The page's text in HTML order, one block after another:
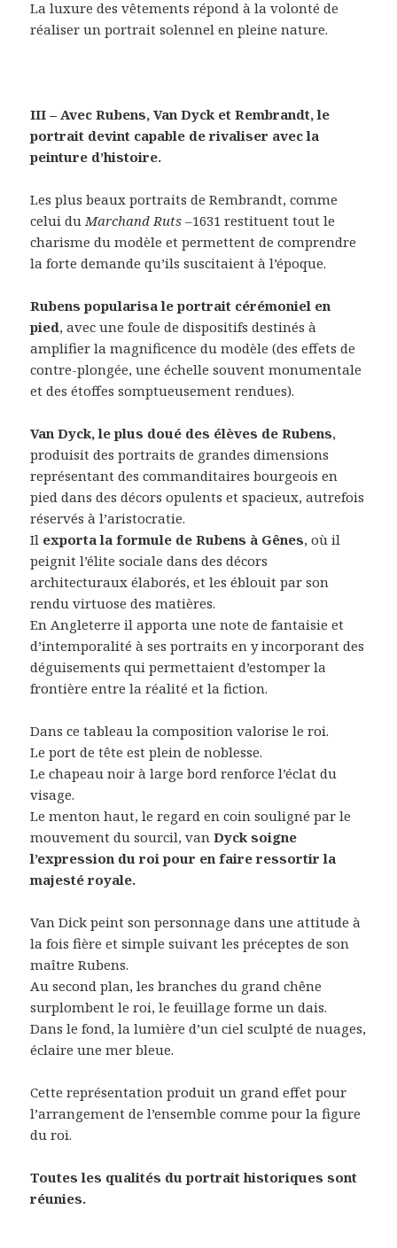
La luxure des vêtements répond à la volonté de
réaliser un portrait solennel en pleine nature.
III – Avec Rubens, Van Dyck et Rembrandt, le
portrait devint capable de rivaliser avec la
peinture d’histoire.
Les plus beaux portraits de Rembrandt, comme
celui duMarchand Ruts –1631 restituent tout le
charisme du modèle et permettent de comprendre
la forte demande qu’ils suscitaient à l’époque.
Rubens popularisa le portrait cérémoniel en
pied, avec une foule de dispositifs destinés à
amplifier la magnificence du modèle (des effets de
contre-plongée, une échelle souvent monumentale
et des étoffes somptueusement rendues).
Van Dyck, le plus doué des élèves de Rubens,
produisit des portraits de grandes dimensions
représentant des commanditaires bourgeois en
pied dans des décors opulents et spacieux, autrefois
réservés à l’aristocratie.
Il exporta la formule de Rubens à Gênes, où il
peignit l’élite sociale dans des décors
architecturaux élaborés, et les éblouit par son
rendu virtuose des matières.
En Angleterre il apporta une note de fantaisie et
d’intemporalité à ses portraits en y incorporant des
déguisements qui permettaient d’estomper la
frontière entre la réalité et la fiction.
Dans ce tableau la composition valorise le roi.
Le port de tête est plein de noblesse.
Le chapeau noir à large bord renforce l’éclat du
visage.
Le menton haut, le regard en coin souligné par le
mouvement du sourcil, vanDyck soigne
l’expression du roi pour en faire ressortir la
majesté royale.
Van Dick peint son personnage dans une attitude à
la fois fière et simple suivant les préceptes de son
maître Rubens.
Au second plan, les branches du grand chêne
surplombent le roi, le feuillage forme un dais.
Dans le fond, la lumière d’un ciel sculpté de nuages,
éclaire une mer bleue.
Cette représentation produit un grand effet pour
l’arrangement de l’ensemble comme pour la figure
du roi.
Toutes les qualités du portrait historiques sont
réunies.